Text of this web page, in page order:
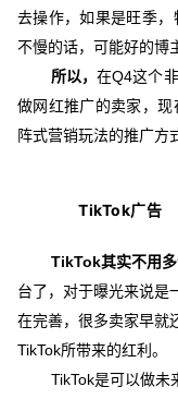
去操作，如果是旺季
不慢的话，可能好的博
所以，在Q4这个
做网红推广的卖家，
阵式营销玩法的推广方
TikTok广告
TikTok其实不用多
台了，对于曝光来说是
在完善，很多卖家早就
TikTok所带来的红利。
TikTok是可以做未